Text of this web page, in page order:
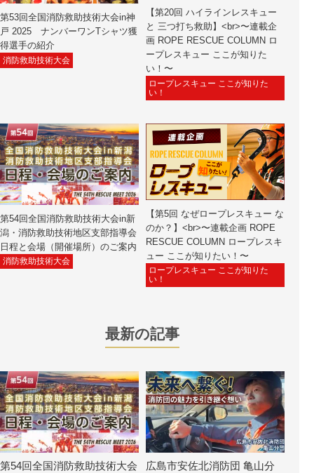
第53回全国消防救助技術大会in神
戸 2025 ナンバーワンTシャツ獲
得選手の紹介
消防救助技術大会
【第20回 ハイラインレスキュー
と 三つ打ち救助】<br>〜連載企
画 ROPE RESCUE COLUMN ロ
ープレスキュー ここが知りた
い！〜
ロープレスキュー ここが知りた
い！
第54回全国消防救助技術大会in新
潟・消防救助技術地区支部指導会
日程と会場（開催場所）のご案内
消防救助技術大会
【第5回 なぜロープレスキュー な
のか？】<br>〜連載企画 ROPE
RESCUE COLUMN ロープレスキ
ュー ここが知りたい！〜
ロープレスキュー ここが知りた
い！
最新の記事
第54回全国消防救助技術大会
広島市安佐北消防団 亀山分